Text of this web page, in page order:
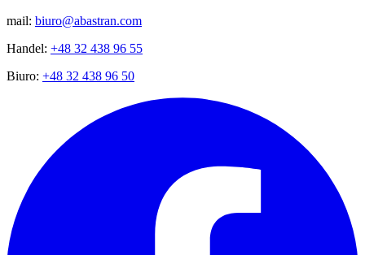
mail: biuro@abastran.com
Handel: +48 32 438 96 55
Biuro: +48 32 438 96 50